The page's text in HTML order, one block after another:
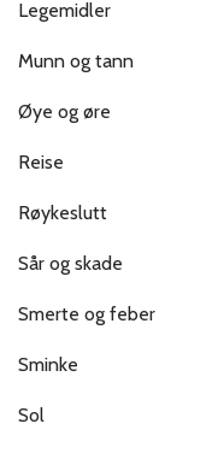
Legemidler
Munn og tann
Øye og øre
Reise
Røykeslutt
Sår og skade
Smerte og feber
Sminke
Sol